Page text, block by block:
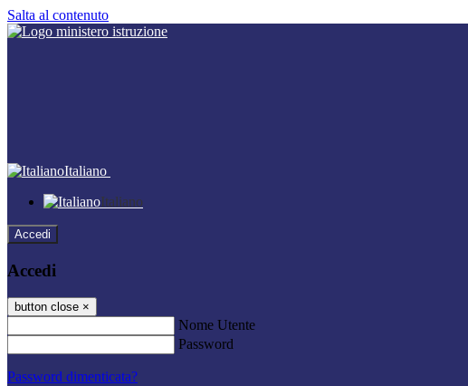
Salta al contenuto
Italiano
Italiano
Accedi
Accedi
button close ×
Nome Utente
Password
Password dimenticata?